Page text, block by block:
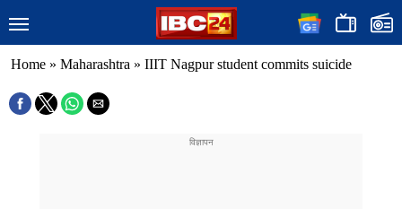
Home » Maharashtra » IIIT Nagpur student commits suicide